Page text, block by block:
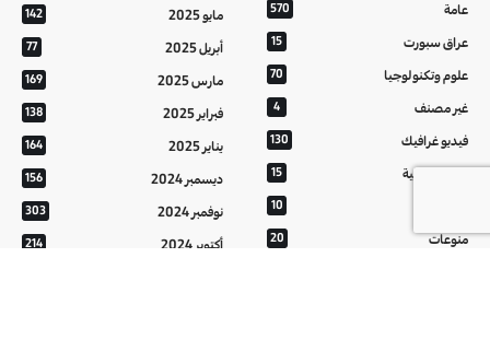
عامة 570
عراق سبورت 15
علوم وتكنولوجيا 70
غير مصنف 4
فيديو غرافيك 130
معالم عراقية 15
10
منوعات 20
مايو 2025 142
أبريل 2025 77
مارس 2025 169
فبراير 2025 138
يناير 2025 164
ديسمبر 2024 156
نوفمبر 2024 303
أكتوبر 2024 214